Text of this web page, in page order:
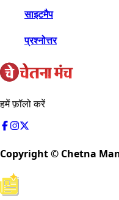
साइटमैप
प्रश्नोत्तर
हमें फ़ॉलो करें
Copyright © Chetna